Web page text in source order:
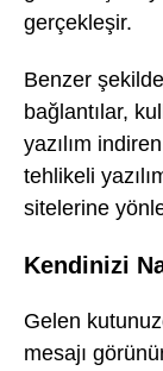
gerçekleşir.
Benzer
bağlantılar,
yazılım
tehlikeli
sitelerine
Kendinizi
Gelen
mesajı